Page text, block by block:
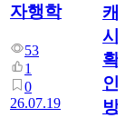
자행학
53
1
0
26.07.19
캐
시
확
인
방